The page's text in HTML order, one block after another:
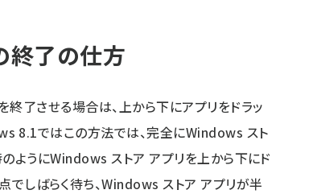
終了の仕方
了させる場合は、上から下にアプリをドラッ
8.1ではこの方法では、完全にWindows スト
ようにWindows ストア アプリを上から下にド
でしばらく待ち、Windows ストア アプリが半